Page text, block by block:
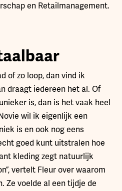
en Retailmanagement.
of zo loop, dan vind ik
draagt iedereen het al. Of
is, dan is het vaak heel
wil ik eigenlijk een
is en ook nog eens
goed kunt uitstralen hoe
kleding zegt natuurlijk
vertelt Fleur over waarom
Ze voelde al een tijdje de